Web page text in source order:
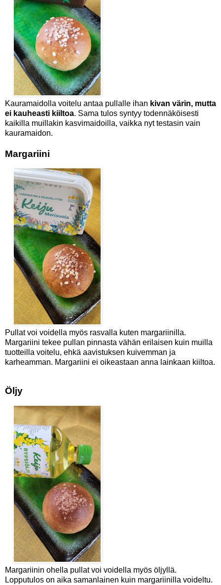
Kauramaidolla voitelu antaa pullalle ihan kivan värin, mutta
ei kauheasti kiiltoa. Sama tulos syntyy todennäköisesti
kaikilla muillakin kasvimaidoilla, vaikka nyt testasin vain
kauramaidon.
Margariini
Pullat voi voidella myös rasvalla kuten margariinilla.
Margariini tekee pullan pinnasta vähän erilaisen kuin muilla
tuotteilla voitelu, ehkä aavistuksen kuivemman ja
karheamman. Margariini ei oikeastaan anna lainkaan kiiltoa.
Öljy
Margariinin ohella pullat voi voidella myös öljyllä.
Lopputulos on aika samanlainen kuin margariinilla voideltu.